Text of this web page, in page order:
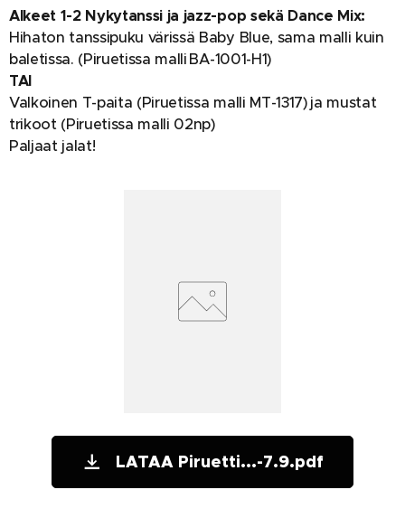
Alkeet 1-2 Nykytanssi ja jazz-pop sekä Dance Mix:
Hihaton tanssipuku värissä Baby Blue, sama malli kuin
baletissa. (Piruetissa malli BA-1001-H1)
TAI
Valkoinen T-paita (Piruetissa malli MT-1317) ja mustat
trikoot (Piruetissa malli 02np)
Paljaat jalat!
LATAA Piruetti...-7.9.pdf